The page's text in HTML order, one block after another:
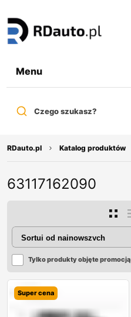
Menu
Czego szukasz?
RDauto.pl Katalog produktów
63117162090
Tylko produkty objęte promocją
Super cena